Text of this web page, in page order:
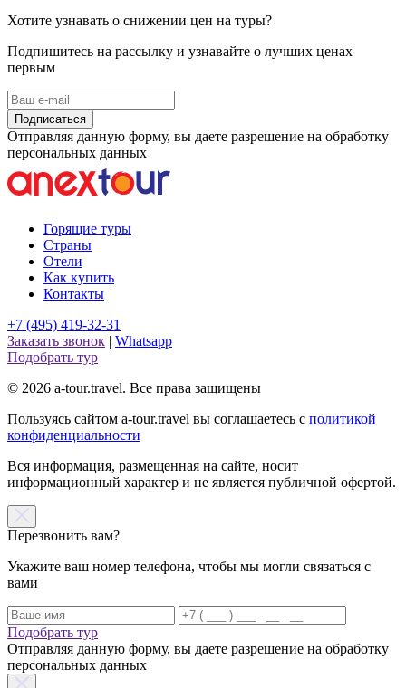
Хотите узнавать о снижении цен на туры?
Подпишитесь на рассылку и узнавайте о лучших ценах
первым
Подписаться
Отправляя данную форму, вы даете разрешение на обработку
персональных данных
Горящие туры
Страны
Отели
Как купить
Контакты
+7 (495) 419-32-31
Заказать звонок | Whatsapp
Подобрать тур
© 2026 a-tour.travel. Все права защищены
Пользуясь сайтом a-tour.travel вы соглашаетесь с политикой
конфиденциальности
Вся информация, размещенная на сайте, носит
информационный характер и не является публичной офертой.
Перезвонить вам?
Укажите ваш номер телефона, чтобы мы могли связаться с
вами
Подобрать тур
Отправляя данную форму, вы даете разрешение на обработку
персональных данных